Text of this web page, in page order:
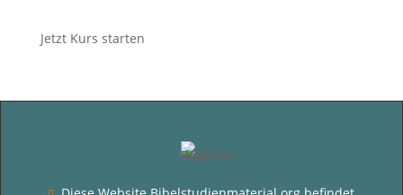
Jetzt Kurs starten